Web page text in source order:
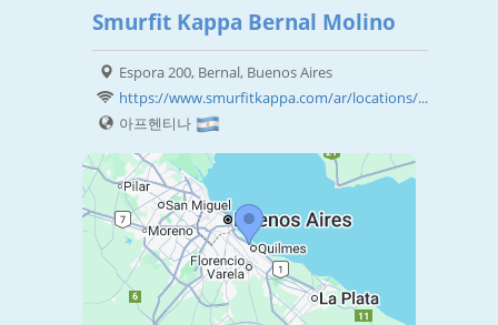
Smurfit Kappa Bernal Molino
Espora 200, Bernal, Buenos Aires
https://www.smurfitkappa.com/ar/locations/...
아프헨티나